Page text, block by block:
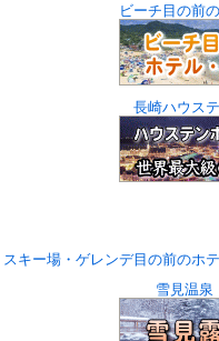
ビーチ目の前
長崎ハウス
スキー場・ゲレンデ目の前のホ
雪見温泉